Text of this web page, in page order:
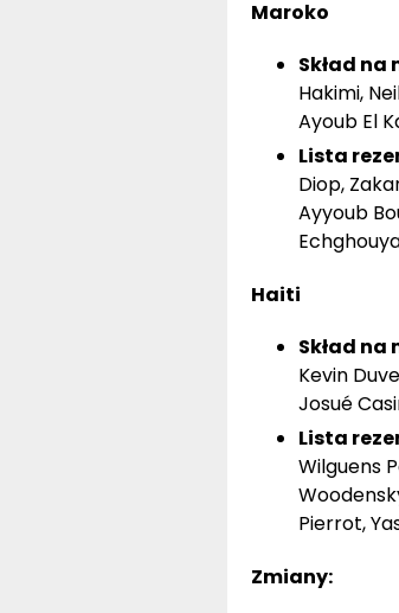
Maroko
Skład na
Hakimi,
Ayoub El
Lista
Diop,
Ayyoub
Haiti
Skład na
Kevin
Josué
Lista
Wilguens
Pierrot,
Zmiany: